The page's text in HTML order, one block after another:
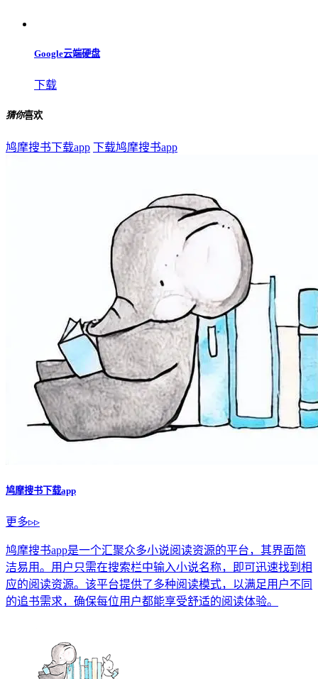
Google云端硬盘
下载
猜你喜欢
鸠摩搜书下载app 下载鸠摩搜书app
鸠摩搜书下载app
更多▹▹
鸠摩搜书app是一个汇聚众多小说阅读资源的平台，其界面简
洁易用。用户只需在搜索栏中输入小说名称，即可迅速找到相
应的阅读资源。该平台提供了多种阅读模式，以满足用户不同
的追书需求，确保每位用户都能享受舒适的阅读体验。